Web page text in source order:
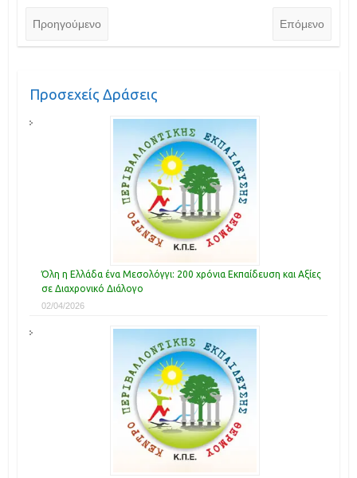
Προηγούμενο Επόμενο
Προσεχείς Δράσεις
Όλη η Ελλάδα ένα Μεσολόγγι: 200 χρόνια Εκπαίδευση και Αξίες
σε Διαχρονικό Διάλογο
02/04/2026